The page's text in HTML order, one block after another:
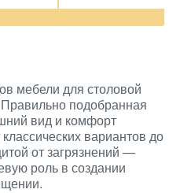
мебели для столовой
подобранная
вид и комфорт
вариантов до
от загрязнений —
роль в создании